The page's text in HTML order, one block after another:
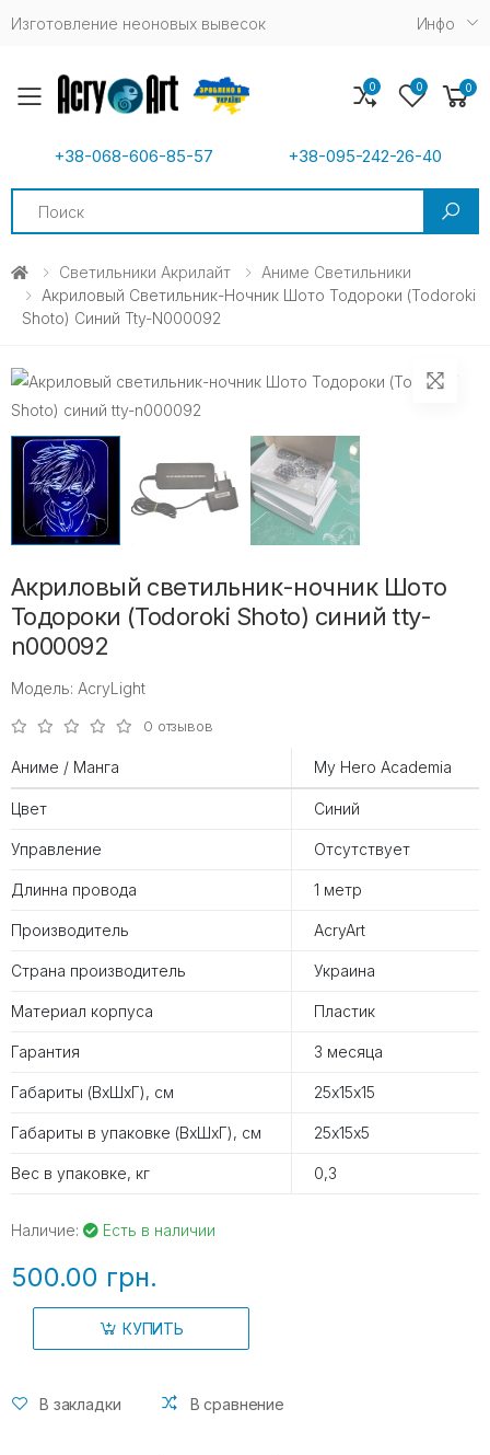
Изготовление неоновых вывесок Инфо
Toggle mobile menu
+38-068-606-85-57 +38-095-242-26-40
0 0 0
Светильники Акрилайт
Аниме Светильники
Акриловый Светильник-Ночник Шото Тодороки (Todoroki
Shoto) Синий Tty-N000092
Акриловый светильник-ночник Шото
Тодороки (Todoroki Shoto) синий tty-
n000092
Модель: AcryLight
0 отзывов
Аниме / Манга My Hero Academia
Цвет Синий
Управление Отсутствует
Длинна провода 1 метр
Производитель AcryArt
Страна производитель Украина
Материал корпуса Пластик
Гарантия 3 месяца
Габариты (ВхШхГ), см 25х15х15
Габариты в упаковке (ВхШхГ), см 25х15х5
Вес в упаковке, кг 0,3
Наличие: Есть в наличии
500.00 грн.
КУПИТЬ
В закладки В сравнение